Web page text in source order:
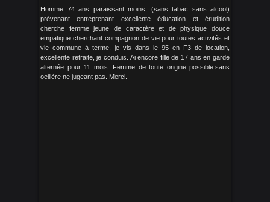
Homme 74 ans paraissant moins, (sans tabac sans alcool)
prévenant entreprenant excellente éducation et érudition
cherche femme jeune de caractère et de physique douce
empatique cherchant compagnon de vie pour toutes activités et
vie commune à terme. je vis dans le 95 en F3 de location,
excellente retraite, je conduis. Ai encore fille de 17 ans en garde
alternée pour 11 mois. Femme de toute origine possible.sans
oeillère ne jugeant pas. Merci.